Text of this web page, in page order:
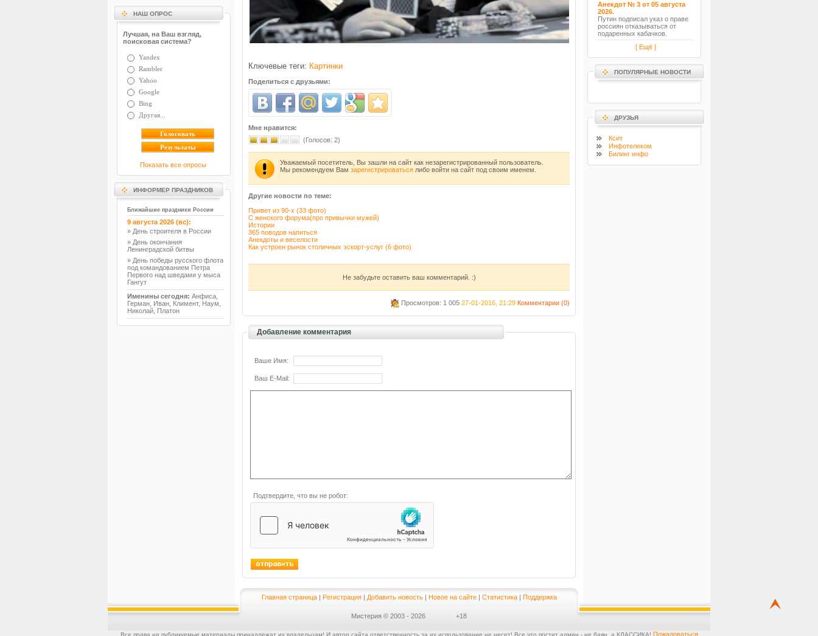
НАШ ОПРОС
Лучшая, на Ваш взгляд,
поисковая система?
Yandex
Rambler
Yahoo
Google
Bing
Другая...
Показать все опросы
ИНФОРМЕР ПРАЗДНИКОВ
Ближайшие праздники России
9 августа 2026 (вс):
» День строителя в России
» День окончания
Ленинградской битвы
» День победы русского флота
под командованием Петра
Первого над шведами у мыса
Гангут
Именины сегодня: Анфиса,
Герман, Иван, Климент, Наум,
Николай, Платон
Ключевые теги: Картинки
Поделиться с друзьями:
Мне нравится:
(Голосов: 2)
Уважаемый посетитель, Вы зашли на сайт как незарегистрированный пользователь.
Мы рекомендуем Вам зарегистрироваться либо войти на сайт под своим именем.
Другие новости по теме:
Привет из 90-х (33 фото)
С женского форума(про привычки мужей)
Истории
365 поводов напиться
Анекдоты и веселости
Как устроен рынок столичных эскорт-услуг (6 фото)
Не забудьте оставить ваш комментарий. :)
Просмотров: 1 005 27-01-2016, 21:29 Комментарии (0)
Добавление комментария
Ваше Имя:
Ваш E-Mail:
Подтвердите, что вы не робот:
Анекдот № 3 от 05 августа
2026.
Путин подписал указ о праве
россиян отказываться от
подаренных кабачков.
[ Ещё ]
ПОПУЛЯРНЫЕ НОВОСТИ
ДРУЗЬЯ
Ксит
Инфотелеком
Билинг инфо
Главная страница| Регистрация| Добавить новость| Новое на сайте| Статистика| Поддержка
Мистерия © 2003 - 2026 +18
Все права на публикуемые материалы принадлежат их владельцам! И автор сайта ответственность за их использование не несет! Все что постит админ - не баян, а КЛАССИКА! Пожаловаться